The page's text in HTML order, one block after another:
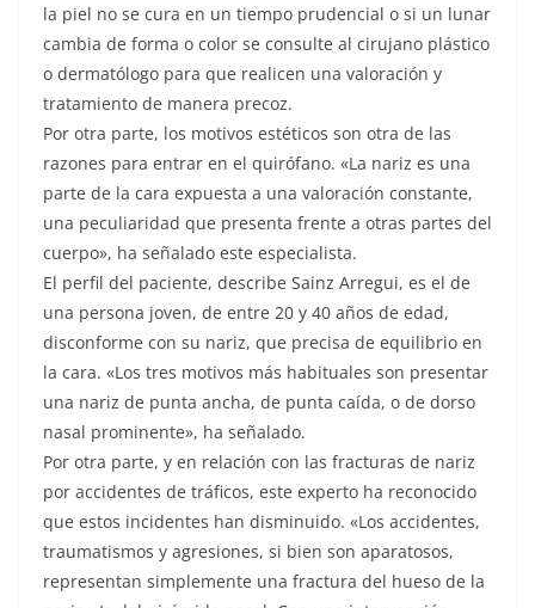
la piel no se cura en un tiempo prudencial o si un lunar
cambia de forma o color se consulte al cirujano plástico
o dermatólogo para que realicen una valoración y
tratamiento de manera precoz.
Por otra parte, los motivos estéticos son otra de las
razones para entrar en el quirófano. «La nariz es una
parte de la cara expuesta a una valoración constante,
una peculiaridad que presenta frente a otras partes del
cuerpo», ha señalado este especialista.
El perfil del paciente, describe Sainz Arregui, es el de
una persona joven, de entre 20 y 40 años de edad,
disconforme con su nariz, que precisa de equilibrio en
la cara. «Los tres motivos más habituales son presentar
una nariz de punta ancha, de punta caída, o de dorso
nasal prominente», ha señalado.
Por otra parte, y en relación con las fracturas de nariz
por accidentes de tráficos, este experto ha reconocido
que estos incidentes han disminuido. «Los accidentes,
traumatismos y agresiones, si bien son aparatosos,
representan simplemente una fractura del hueso de la